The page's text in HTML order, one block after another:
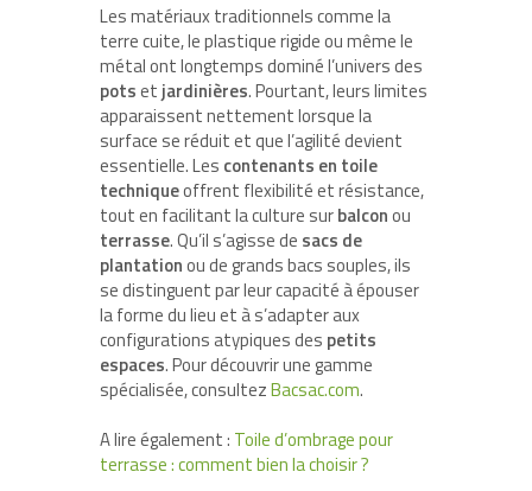
Les matériaux traditionnels comme la
terre cuite, le plastique rigide ou même le
métal ont longtemps dominé l’univers des
potset jardinières. Pourtant, leurs limites
apparaissent nettement lorsque la
surface se réduit et que l’agilité devient
essentielle. Les contenants en toile
techniqueoffrent flexibilité et résistance,
tout en facilitant la culture surbalconou
terrasse. Qu’il s’agisse de sacs de
plantationou de grands bacs souples, ils
se distinguent par leur capacité à épouser
la forme du lieu et à s’adapter aux
configurations atypiques des petits
espaces. Pour découvrir une gamme
spécialisée, consultezBacsac.com.
A lire également : Toile d’ombrage pour
terrasse : comment bien la choisir ?